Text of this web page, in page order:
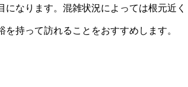
なります。混雑状況によっては根元近く
持って訪れることをおすすめします。